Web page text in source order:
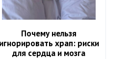
Почему нельзя
игнорировать храп: риски
для сердца и мозга